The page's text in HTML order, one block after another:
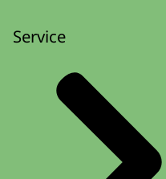
Service